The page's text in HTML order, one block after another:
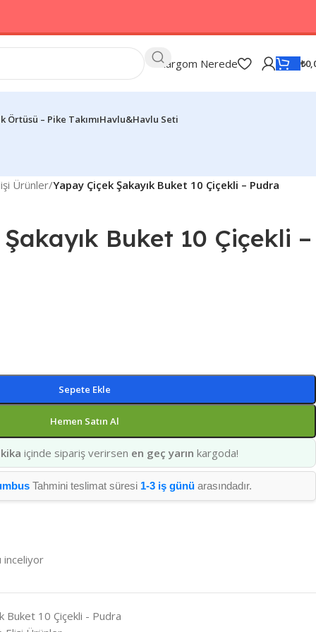
Kargom Nerede ₺
Örtüsü – Pike TakımıHavlu&Havlu Seti
Ürünler/Yapay Çiçek Şakayık Buket 10 Çiçekli – Pudra
Buket 10 Çiçekli –
Sepete Ekle
Hemen Satın Al
içinde sipariş verirsen en geç yarın kargoda!
Tahmini teslimat süresi 1-3 iş günüarasındadır.
inceliyor
Buket 10 Çiçekli - Pudra